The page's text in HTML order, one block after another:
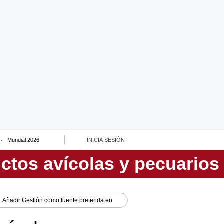
Mundial 2026 INICIA SESIÓN
Añadir Gestión como fuente preferida en